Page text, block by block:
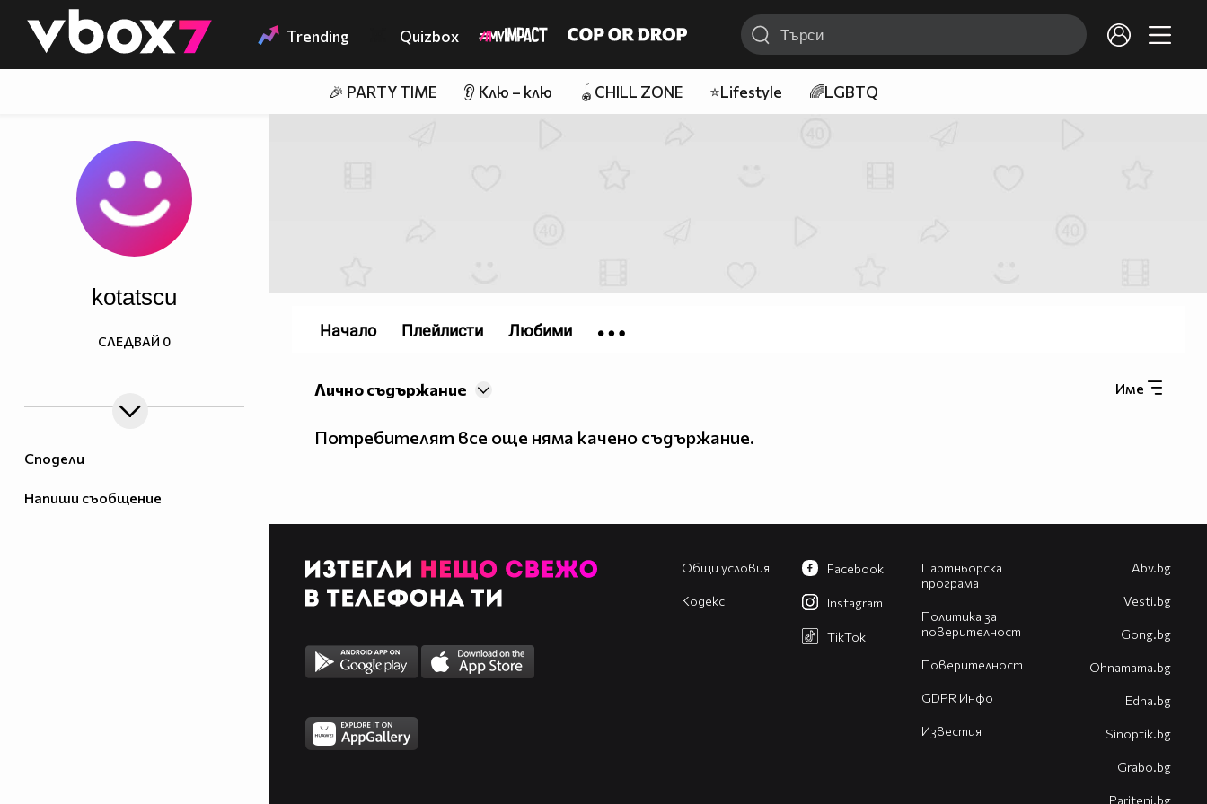
👾 Trending Quizbox
🎉 PARTY TIME 👂 Клю – клю 🪀CHILL ZONE ⭐Lifestyle 🌈LGBTQ
Сподели
Напиши съобщение
kotatscu
СЛЕДВАЙ 0
Име
Лично съдържание
Потребителят все още няма качено съдържание.
Начало Плейлисти Любими
Общи условия
Кодекс
Партньорска
програма
Политика за
поверителност
Поверителност
GDPR Инфо
Известия
Facebook
Instagram
TikTok
Abv.bg
Vesti.bg
Gong.bg
Оhnamama.bg
Edna.bg
Sinoptik.bg
Grabo.bg
Pariteni.bg